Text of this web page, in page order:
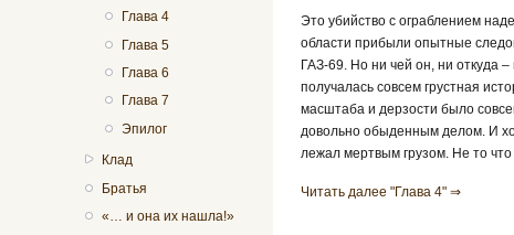
Глава 4
Глава 5
Глава 6
Глава 7
Эпилог
Клад
Братья
«… и она их нашла!»
Это убийство с ограблением
области прибыли опытные
ГАЗ-69. Но ни чей он, ни откуда
получалась совсем грустная
масштаба и дерзости было
довольно обыденным делом. И
лежал мертвым грузом. Не то
Читать далее "Глава 4" ⇒